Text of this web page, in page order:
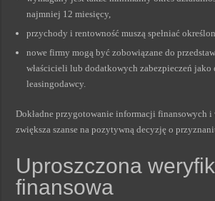
najmniej 12 miesięcy,
przychody i rentowność muszą spełniać
nowe firmy mogą być zobowiązane do
właścicieli lub dodatkowych zabezpieczeń jako
leasingodawcy.
Dokładne przygotowanie informacji finansowych
zwiększa szanse na pozytywną decyzję o
Uproszczona
finansowa